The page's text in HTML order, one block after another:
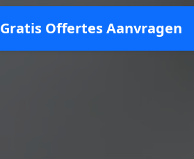
Gratis Offertes Aanvragen